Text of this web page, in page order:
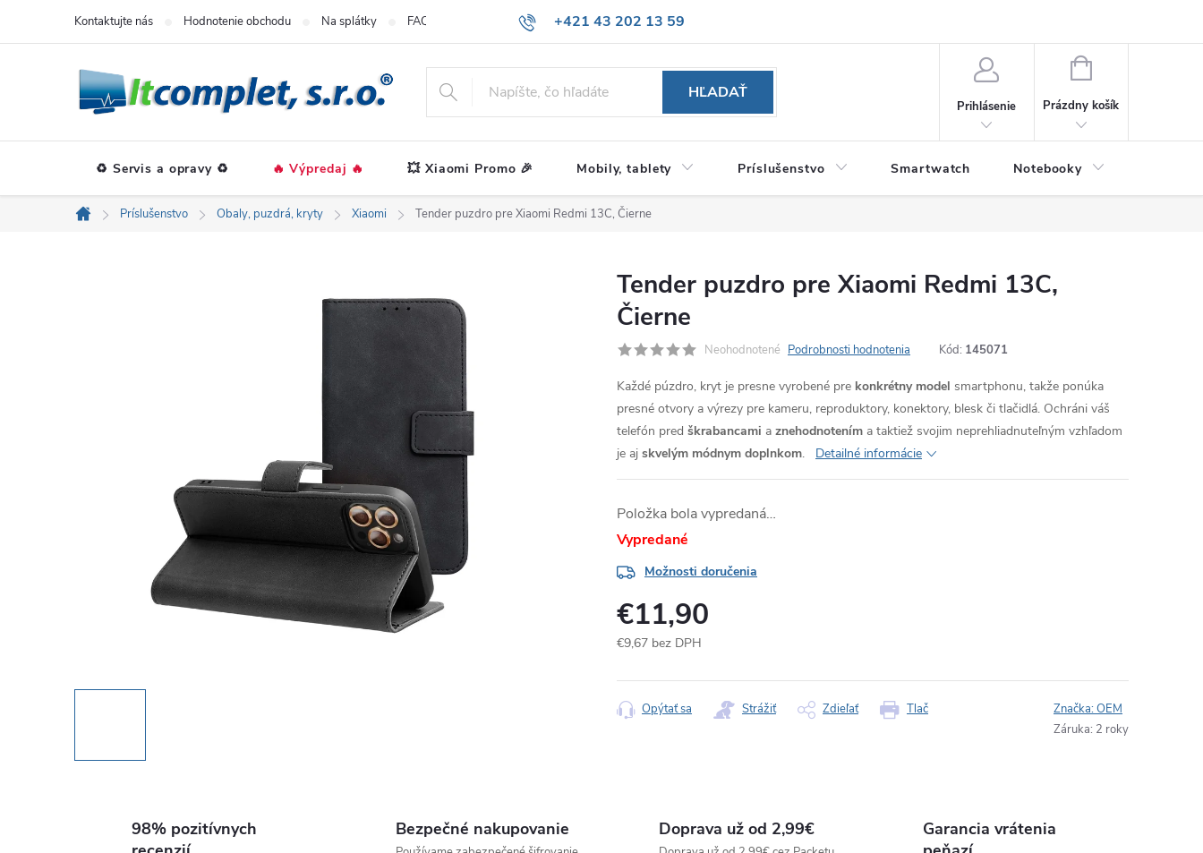
+421 43 202 13 59
Kontaktujte nás Hodnotenie obchodu Na splátky FAQ
HĽADAŤ
Prihlásenie
NÁKUPNÝ
Prázdny košík
♻️ Servis a opravy ♻️ 🔥 Výpredaj 🔥 💥 Xiaomi Promo 🎉 Mobily, tablety Príslušenstvo Smartwatch Notebooky
Domov
Príslušenstvo Obaly, puzdrá, kryty Xiaomi Tender puzdro pre Xiaomi Redmi 13C, Čierne
Tender puzdro pre Xiaomi Redmi 13C,
Čierne
Neohodnotené Podrobnosti hodnotenia Kód: 145071
Každé púzdro, kryt je presne vyrobené pre konkrétny model smartphonu, takže ponúka
presné otvory a výrezy pre kameru, reproduktory, konektory, blesk či tlačidlá. Ochráni váš
telefón pred škrabancami a znehodnotením a taktiež svojim neprehliadnuteľným vzhľadom
je aj skvelým módnym doplnkom. Detailné informácie
Položka bola vypredaná…
Vypredané
Možnosti doručenia
€11,90
€9,67 bez DPH
cena:
Tlač
Opýtať sa Strážiť Zdieľať Značka:OEM
Záruka: 2 roky
98% pozitívnych
Bezpečné nakupovanie Doprava už od 2,99€
Garancia vrátenia